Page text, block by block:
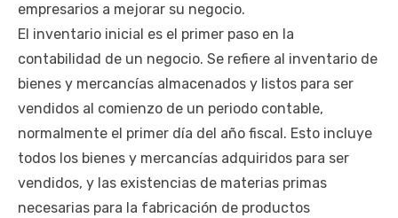
empresarios a mejorar su negocio.
El inventario inicial es el primer paso en la
contabilidad de un negocio. Se refiere al inventario de
bienes y mercancías almacenados y listos para ser
vendidos al comienzo de un periodo contable,
normalmente el primer día del año fiscal. Esto incluye
todos los bienes y mercancías adquiridos para ser
vendidos, y las existencias de materias primas
necesarias para la fabricación de productos